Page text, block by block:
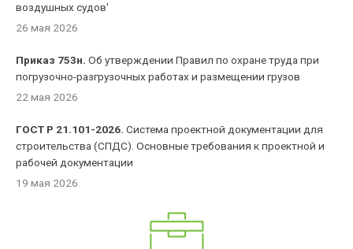
воздушных судов'
26 мая 2026
Приказ 753н. Об утверждении Правил по охране труда при
погрузочно-разгрузочных работах и размещении грузов
22 мая 2026
ГОСТ Р 21.101-2026. Система проектной документации для
строительства (СПДС). Основные требования к проектной и
рабочей документации
19 мая 2026